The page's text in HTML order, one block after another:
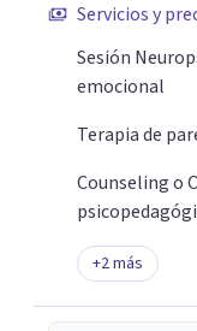
aplicables, con el
integral.
Servicios y
Sesión
emocional
Terapia de
Counseling o
+2más